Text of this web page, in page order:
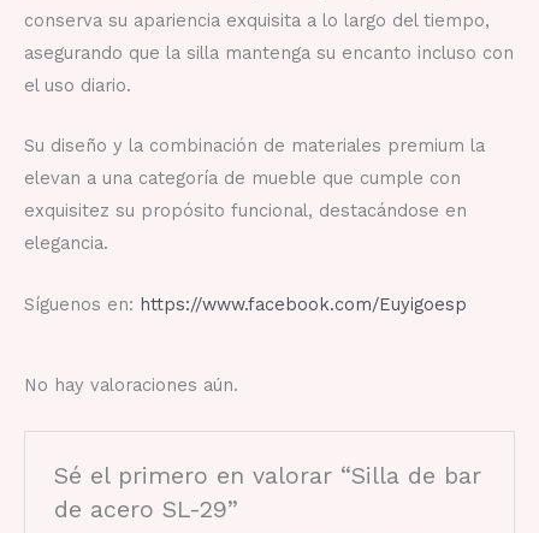
conserva su apariencia exquisita a lo largo del tiempo,
asegurando que la silla mantenga su encanto incluso con
el uso diario.
Su diseño y la combinación de materiales premium la
elevan a una categoría de mueble que cumple con
exquisitez su propósito funcional, destacándose en
elegancia.
Síguenos en: https://www.facebook.com/Euyigoesp
No hay valoraciones aún.
Sé el primero en valorar “Silla de bar
de acero SL-29”